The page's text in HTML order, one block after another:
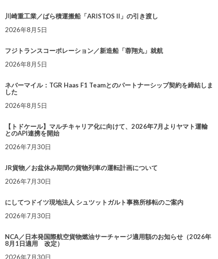
川崎重工業／ばら積運搬船「ARISTOS II」の引き渡し
2026年8月5日
フジトランスコーポレーション／新造船「蓉翔丸」就航
2026年8月5日
ネバーマイル：TGR Haas F1 Teamとのパートナーシップ契約を締結しま
した
2026年8月5日
【トドケール】マルチキャリア化に向けて、2026年7月よりヤマト運輸
とのAPI連携を開始
2026年7月30日
JR貨物／お盆休み期間の貨物列車の運転計画について
2026年7月30日
にしてつドイツ現地法人 シュツットガルト事務所移転のご案内
2026年7月30日
NCA／日本発国際航空貨物燃油サーチャージ適用額のお知らせ（2026年
8月1日適用 改定）
2026年7月30日